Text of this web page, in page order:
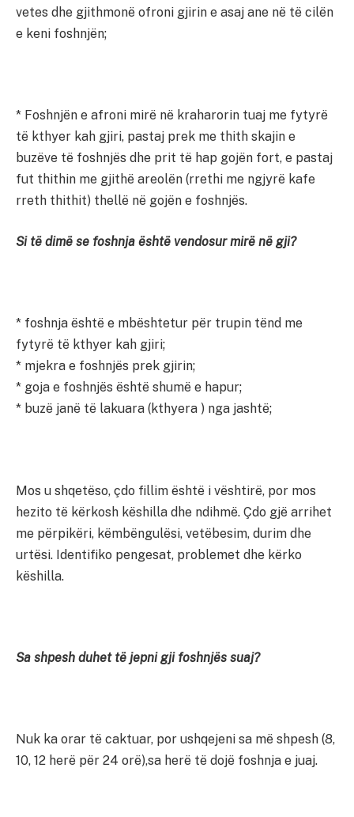
vetes dhe gjithmonë ofroni gjirin e asaj ane në të cilën
e keni foshnjën;
* Foshnjën e afroni mirë në kraharorin tuaj me fytyrë
të kthyer kah gjiri, pastaj prek me thith skajin e
buzëve të foshnjës dhe prit të hap gojën fort, e pastaj
fut thithin me gjithë areolën (rrethi me ngjyrë kafe
rreth thithit) thellë në gojën e foshnjës.
Si të dimë se foshnja është vendosur mirë në gji?
* foshnja është e mbështetur për trupin tënd me
fytyrë të kthyer kah gjiri;
* mjekra e foshnjës prek gjirin;
* goja e foshnjës është shumë e hapur;
* buzë janë të lakuara (kthyera ) nga jashtë;
Mos u shqetëso, çdo fillim është i vështirë, por mos
hezito të kërkosh këshilla dhe ndihmë. Çdo gjë arrihet
me përpikëri, këmbëngulësi, vetëbesim, durim dhe
urtësi. Identifiko pengesat, problemet dhe kërko
këshilla.
Sa shpesh duhet të jepni gji foshnjës suaj?
Nuk ka orar të caktuar, por ushqejeni sa më shpesh (8,
10, 12 herë për 24 orë),sa herë të dojë foshnja e juaj.